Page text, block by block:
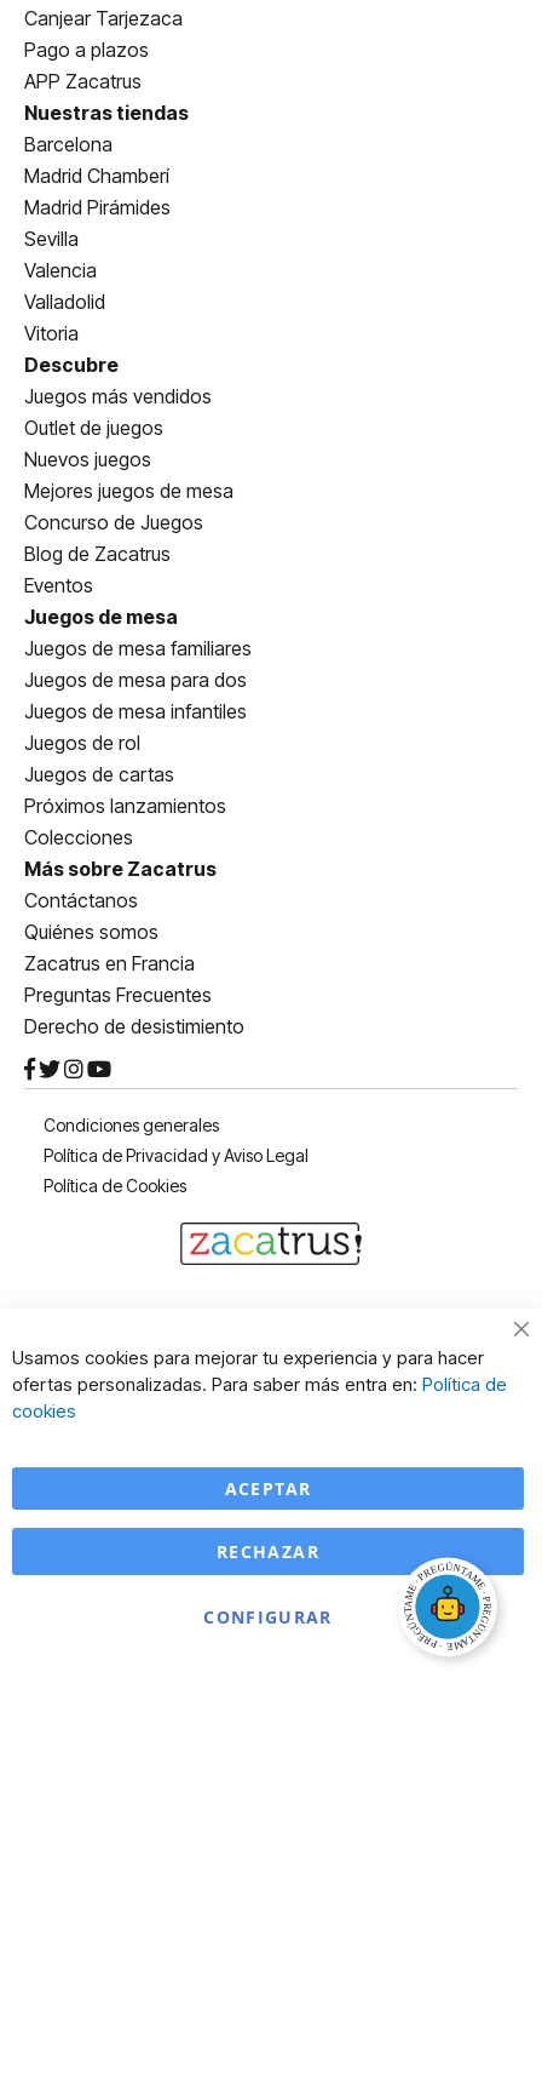
Canjear Tarjezaca
Pago a plazos
APP Zacatrus
Nuestras tiendas
Barcelona
Madrid Chamberí
Madrid Pirámides
Sevilla
Valencia
Valladolid
Vitoria
Descubre
Juegos más vendidos
Outlet de juegos
Nuevos juegos
Mejores juegos de mesa
Concurso de Juegos
Blog de Zacatrus
Eventos
Juegos de mesa
Juegos de mesa familiares
Juegos de mesa para dos
Juegos de mesa infantiles
Juegos de rol
Juegos de cartas
Próximos lanzamientos
Colecciones
Más sobre Zacatrus
Contáctanos
Quiénes somos
Zacatrus en Francia
Preguntas Frecuentes
Derecho de desistimiento
Condiciones generales
Política de Privacidad y Aviso Legal
Política de Cookies
Usamos cookies para mejorar tu experiencia y para hacer
ofertas personalizadas. Para saber más entra en: Política de
cookies
ACEPTAR
CONFIGURAR
RECHAZAR